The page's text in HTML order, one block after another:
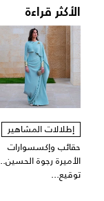
الأكثر قراءة
إطلالات المشاهير
حقائب وإكسسوارات
الأميرة رجوة الحسين..
توقيع...